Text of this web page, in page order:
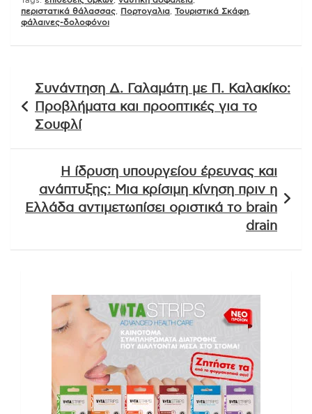
περιστατικά θάλασσας
Πορτογαλια Τουριστικά Σκάφη
φάλαινες-δολοφόνοι
άρθρων
Συνάντηση Δ. Γαλαμάτη με Π. Καλακίκο:
Προβλήματα και προοπτικές για το
Σουφλί
Η ίδρυση υπουργείου έρευνας και
ανάπτυξης: Μια κρίσιμη κίνηση πριν η
Ελλάδα αντιμετωπίσει οριστικά το brain
drain